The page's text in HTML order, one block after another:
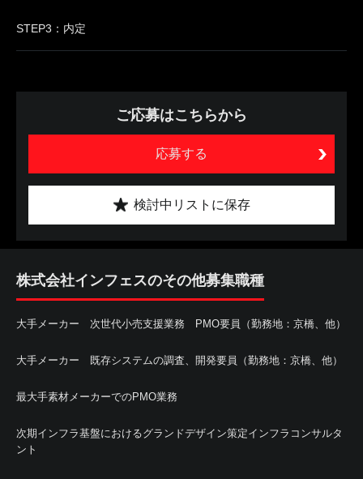
STEP3：内定
ご応募はこちらから
応募する
検討中リストに保存
株式会社インフェスのその他募集職種
大手メーカー 次世代小売支援業務 PMO要員（勤務地：京橋、他）
大手メーカー 既存システムの調査、開発要員（勤務地：京橋、他）
最大手素材メーカーでのPMO業務
次期インフラ基盤におけるグランドデザイン策定インフラコンサルタ
ント